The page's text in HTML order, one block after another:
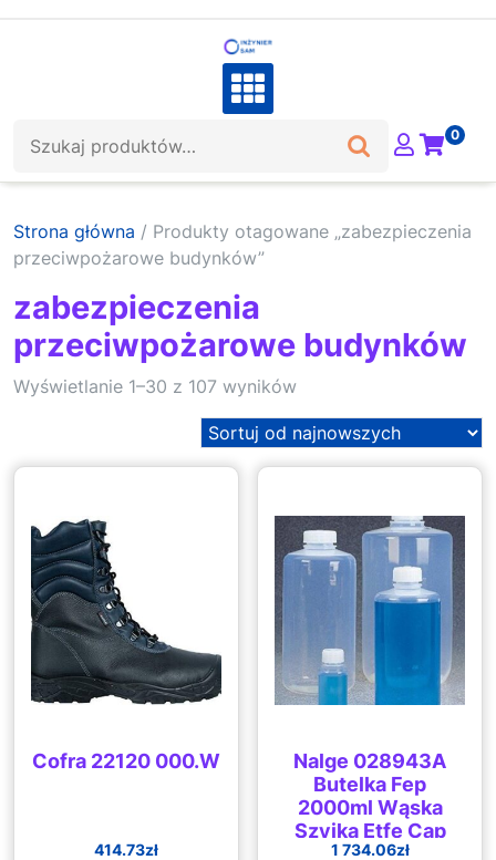
0
Strona główna / Produkty otagowane „zabezpieczenia
przeciwpożarowe budynków”
zabezpieczenia
przeciwpożarowe budynków
Wyświetlanie 1–30 z 107 wynikówSorted
latest
Cofra 22120 000.W
414.73zł
Nalge 028943A
Butelka Fep
2000ml Wąska
Szyjka Etfe Cap
1 734.06zł